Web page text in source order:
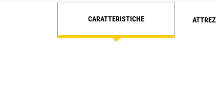
CARATTERISTICHE